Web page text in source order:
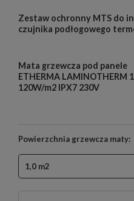
Zestaw ochronny MTS do
czujnika podłogowego
Mata grzewcza pod panele
ETHERMA LAMINOTHERM
120W/m2 IPX7 230V
Powierzchnia grzewcza maty:
1,0 m2